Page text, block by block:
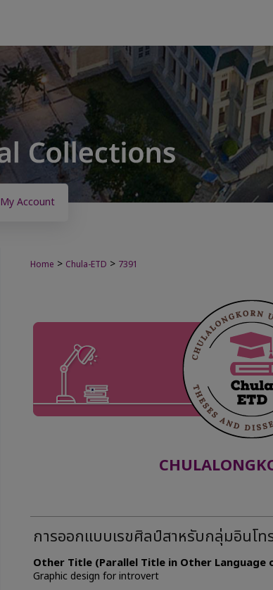
My Account
Home > Chula-ETD > 7391
การออกแบบเรขศิลป์สาหรับกลุ่มอินโท
Other Title (Parallel Title in Other Language
Graphic design for introvert